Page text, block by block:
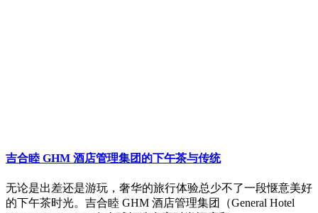
吉合睦 GHM 酒店管理集团的下午茶与传统
无论是出差还是游玩，奢华的旅行体验总少不了一段惬意美好
的下午茶时光。吉合睦 GHM 酒店管理集团（General Hotel